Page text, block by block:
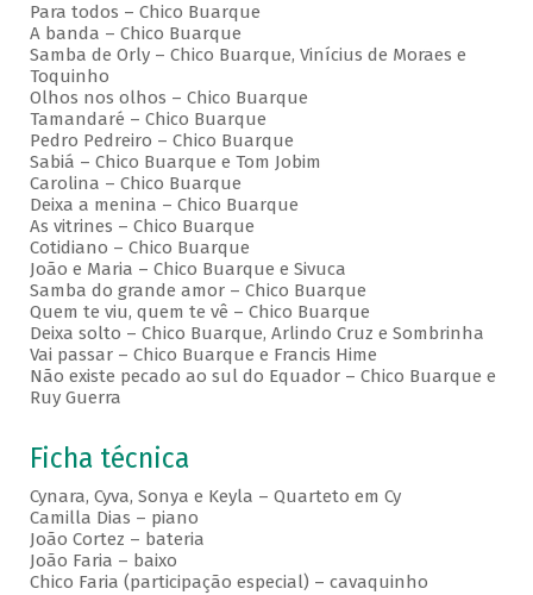
Para todos – Chico Buarque
A banda – Chico Buarque
Samba de Orly – Chico Buarque, Vinícius de Moraes e
Toquinho
Olhos nos olhos – Chico Buarque
Tamandaré – Chico Buarque
Pedro Pedreiro – Chico Buarque
Sabiá – Chico Buarque e Tom Jobim
Carolina – Chico Buarque
Deixa a menina – Chico Buarque
As vitrines – Chico Buarque
Cotidiano – Chico Buarque
João e Maria – Chico Buarque e Sivuca
Samba do grande amor – Chico Buarque
Quem te viu, quem te vê – Chico Buarque
Deixa solto – Chico Buarque, Arlindo Cruz e Sombrinha
Vai passar – Chico Buarque e Francis Hime
Não existe pecado ao sul do Equador – Chico Buarque e
Ruy Guerra
Ficha técnica
Cynara, Cyva, Sonya e Keyla – Quarteto em Cy
Camilla Dias – piano
João Cortez – bateria
João Faria – baixo
Chico Faria (participação especial) – cavaquinho